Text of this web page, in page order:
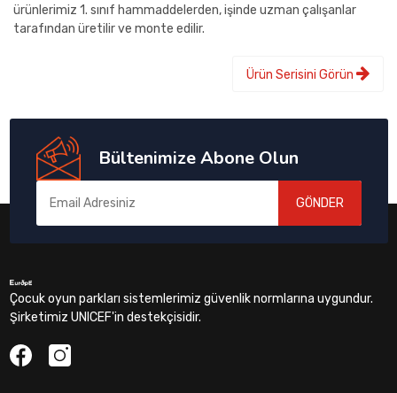
ürünlerimiz 1. sınıf hammaddelerden, işinde uzman çalışanlar
tarafından üretilir ve monte edilir.
Ürün Serisini Görün
Bültenimize Abone Olun
GÖNDER
Çocuk oyun parkları sistemlerimiz güvenlik normlarına uygundur.
Şirketimiz UNICEF'in destekçisidir.